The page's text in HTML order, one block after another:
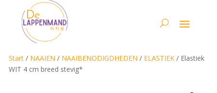
Start/ NAAIEN / NAAIBENODIGDHEDEN / ELASTIEK/ Elastiek
WIT 4 cm breed stevig*